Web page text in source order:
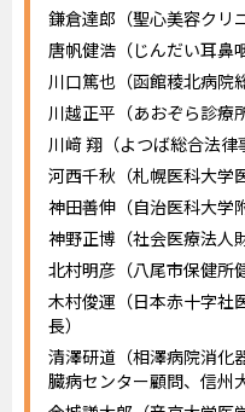
鎌倉達郎（聖心美容クリ
唐帆健浩（じんだい耳鼻
川口篤也（函館稜北病院
川越正平（あおぞら診療
川﨑 翔（よつば総合法律
河西千秋（札幌医科大学
神田善伸（自治医科大学
神野正博（社会医療法人
北村明彦（八尾市保健所
木村俊運（日本赤十字社
長）
清澤研道（相澤病院消化
臓病センター顧問、信州